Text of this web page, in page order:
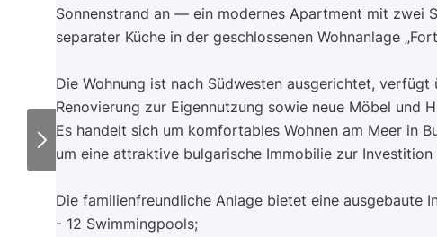
Sonnenstrand an — ein modernes Apartment mit zwei
separater Küche in der geschlossenen Wohnanlage
Die Wohnung ist nach Südwesten ausgerichtet,
Renovierung zur Eigennutzung sowie neue Möbel und
Es handelt sich um komfortables Wohnen am Meer in
um eine attraktive bulgarische Immobilie zur
Die familienfreundliche Anlage bietet eine ausgebaute
- 12 Swimmingpools;